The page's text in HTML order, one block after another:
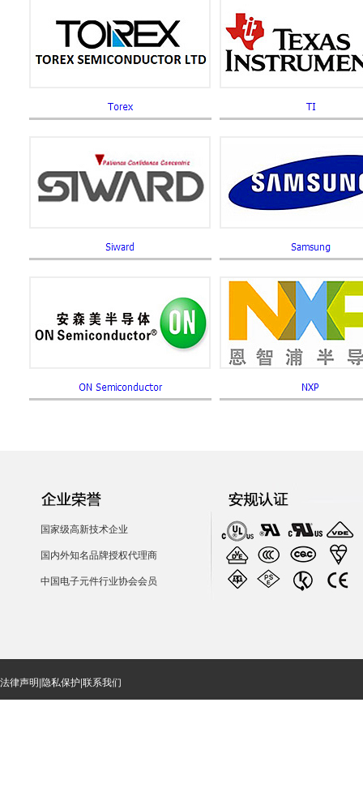
国家级高新技术企业
国内外知名品牌授权代理商
中国电子元件行业协会会员
法律声明|隐私保护|联系我们